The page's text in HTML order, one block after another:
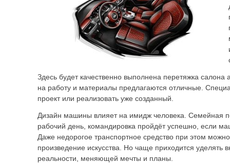
Здесь будет качественно выполнена перетяжка
на работу и материалы предлагаются отличные.
проект или реализовать уже созданный.
Дизайн машины влияет на имидж человека. Семейная
рабочий день, командировка пройдёт успешно, если
Даже недорогое транспортное средство при этом
произведение искусства. Но чаще приходится уделять
реальности, меняющей мечты и планы.